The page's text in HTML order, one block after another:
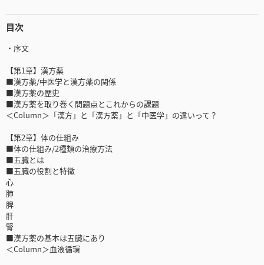
目次
・序文
【第1章】漢方薬
■漢方薬/中医学と漢方薬の関係
■漢方薬の歴史
■漢方薬を取り巻く問題点とこれからの課題
＜Column＞「漢方」と「漢方薬」と「中医学」の違いって？
【第2章】体の仕組み
■体の仕組み/2種類の治療方法
■五臓とは
■五臓の役割と特徴
心
肺
脾
肝
腎
■漢方薬の基本は五臓にあり
＜Column＞血液循環